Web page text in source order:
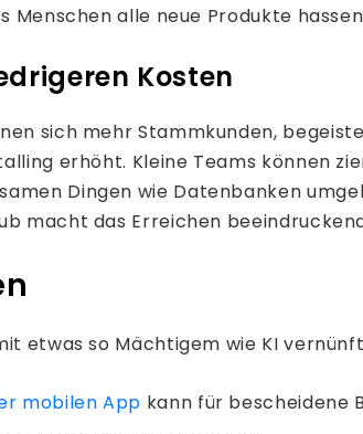
Menschen alle neue Produkte
Kosten
sich mehr Stammkunden,
erhöht. Kleine Teams können
Dingen wie Datenbanken
macht das Erreichen
etwas so Mächtigem wie KI
mobilen App kann für bescheidene